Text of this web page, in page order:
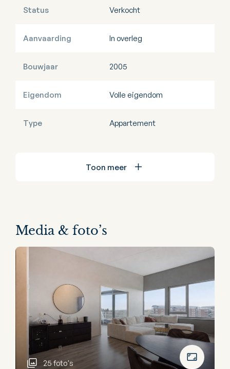
Status Verkocht
Aanvaarding In overleg
Bouwjaar 2005
Eigendom Volle eigendom
Type Appartement
Toon meer
Media & foto’s
25 foto's